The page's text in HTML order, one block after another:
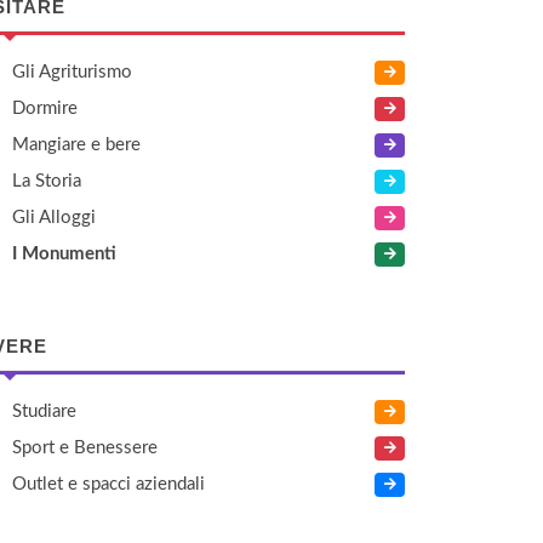
Gli Agriturismo
Dormire
Mangiare e bere
La Storia
Gli Alloggi
I Monumenti
Studiare
Sport e Benessere
Outlet e spacci aziendali